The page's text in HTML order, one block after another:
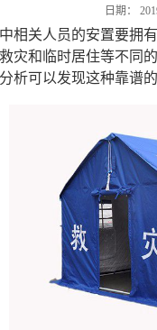
日期：
相关人员的安置要拥
灾和临时居住等不同
析可以发现这种靠谱